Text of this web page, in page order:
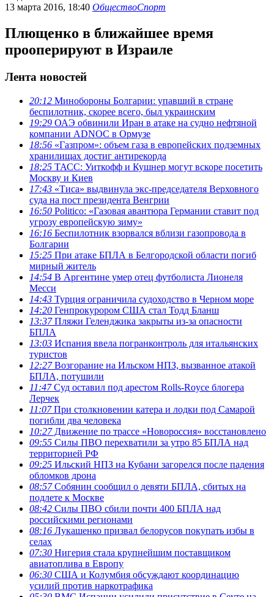
13 марта 2016, 18:40 ОбществоСпорт
Плющенко в ближайшее время
прооперируют в Израиле
Лента новостей
20:12 Минобороны Болгарии: упавший в стране
беспилотник, скорее всего, был украинским
19:29 ОАЭ обвинили Иран в атаке на судно нефтяной
компании ADNOC в Ормузе
18:56 «Газпром»: объем газа в европейских подземных
хранилищах достиг антирекорда
18:25 ТАСС: Уиткофф и Кушнер могут вскоре посетить
Москву и Киев
17:43 «Тиса» выдвинула экс-председателя Верховного
суда на пост президента Венгрии
16:50 Politico: «Газовая авантюра Германии ставит под
угрозу европейскую зиму»
16:16 Беспилотник взорвался вблизи газопровода в
Болгарии
15:25 При атаке БПЛА в Белгородской области погиб
мирный житель
14:54 В Аргентине умер отец футболиста Лионеля
Месси
14:43 Турция ограничила судоходство в Черном море
14:20 Генпрокурором США стал Тодд Бланш
13:37Пляжи Геленджика закрыты из-за опасности
БПЛА
13:03 Испания ввела погранконтроль для итальянских
туристов
12:27Возгорание на Ильском НПЗ, вызванное атакой
БПЛА, потушили
11:47Суд оставил под арестом Rolls-Royce блогера
Лерчек
11:07При столкновении катера и лодки под Самарой
погибли два человека
10:27Движение по трассе «Новороссия» восстановлено
09:55 Силы ПВО перехватили за утро 85 БПЛА над
территорией РФ
09:25 Ильский НПЗ на Кубани загорелся после падения
обломков дрона
08:57Собянин сообщил о девяти БПЛА, сбитых на
подлете к Москве
08:42 Силы ПВО сбили почти 400 БПЛА над
российскими регионами
08:16 Лукашенко призвал белорусов покупать избы в
селах
07:30 Нигерия стала крупнейшим поставщиком
авиатоплива в Европу
06:30 США и Колумбия обсуждают координацию
усилий против наркотрафика